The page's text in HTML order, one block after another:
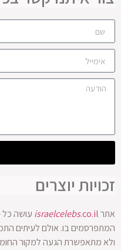
זכויות יוצרים
אתר israelcelebs.co.il
עושה כל
המתפרסמים בו. אולם לעיתים